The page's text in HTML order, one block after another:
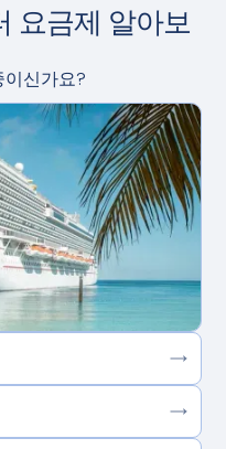
요금제 알아보
신가요?